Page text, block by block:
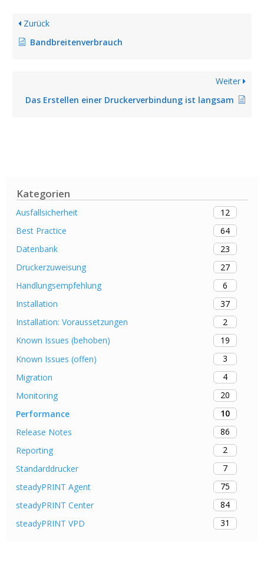
Kategorien
Ausfallsicherheit
12
Best Practice
64
Datenbank
23
Druckerzuweisung
27
Handlungsempfehlung
6
Installation
37
Installation: Voraussetzungen
2
Known Issues (behoben)
19
Known Issues (offen)
3
Migration
4
Monitoring
20
Performance
10
Release Notes
86
Reporting
2
Standarddrucker
7
steadyPRINT Agent
75
steadyPRINT Center
84
steadyPRINT VPD
31
Zurück
Bandbreitenverbrauch
Weiter
Das Erstellen einer Druckerverbindung ist langsam